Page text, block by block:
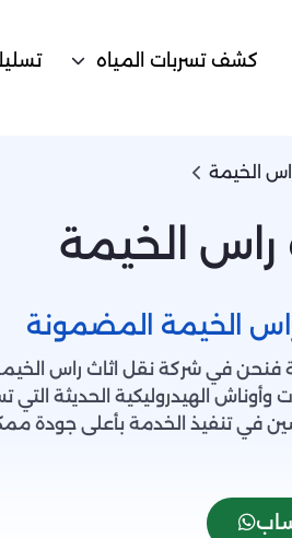
كشف تسربات المياه
الخيمة
راس الخيمة
الخيمة المضمونة
فنحن في شركة نقل اثاث راس
وأوناش الهيدروليكية الحديثة
في تنفيذ الخدمة بأعلى جودة